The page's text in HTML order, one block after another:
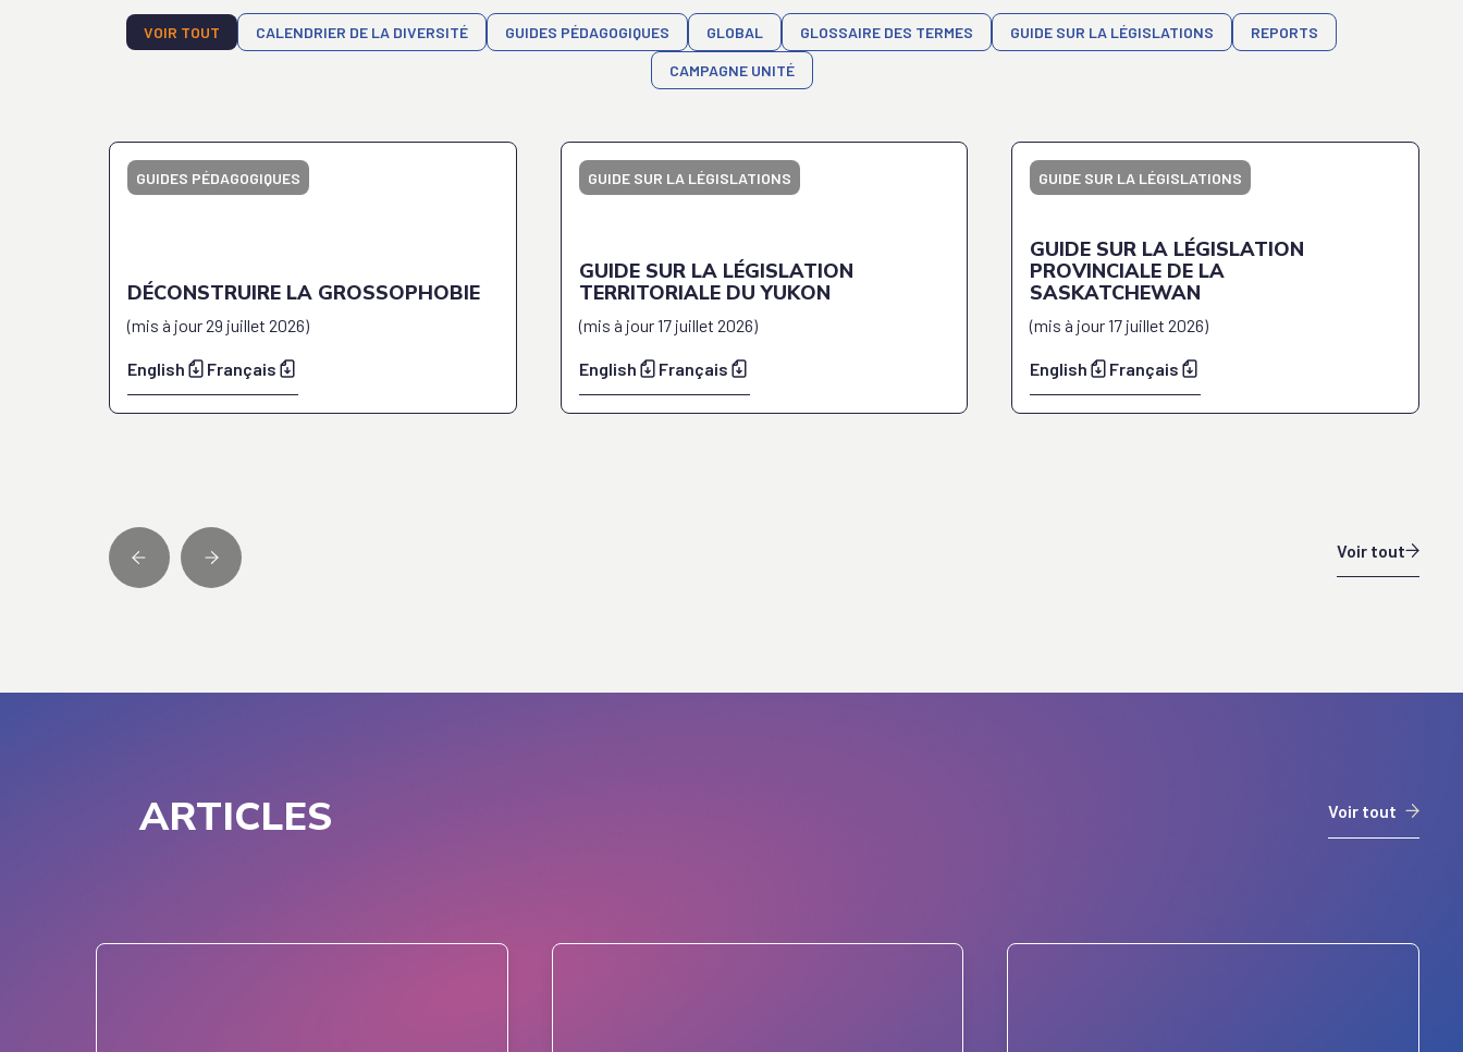
VOIR TOUT CALENDRIER DE LA DIVERSITÉ GUIDES PÉDAGOGIQUES GLOBAL GLOSSAIRE DES TERMES GUIDE SUR LA LÉGISLATIONS REPORTS
CAMPAGNE UNITÉ
GUIDES PÉDAGOGIQUES
DÉCONSTRUIRE LA GROSSOPHOBIE
(mis à jour29 juillet 2026)
English Français
GUIDE SUR LA LÉGISLATIONS
GUIDE SUR LA LÉGISLATION
TERRITORIALE DU YUKON
(mis à jour17 juillet 2026)
English Français
GUIDE SUR LA LÉGISLATIONS
GUIDE SUR LA LÉGISLATION
PROVINCIALE DE LA
SASKATCHEWAN
(mis à jour17 juillet 2026)
English Français
Voir tout
ARTICLES Voir tout